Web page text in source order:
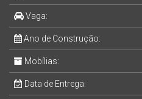
Vaga:
Ano de Construção:
Mobílias:
Data de Entrega: